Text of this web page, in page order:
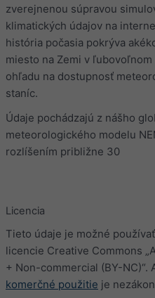
zverejnenou súpravou
klimatických údajov na
história počasia pokrýva
miesto na Zemi v ľubovoľnom
ohľadu na dostupnosť
staníc.
Údaje pochádzajú z nášho
meteorologického modelu
rozlíšením približne 30
Licencia
Tieto údaje je možné
licencie Creative Commons
+ Non-commercial (BY-NC)“.
komerčné použitie je